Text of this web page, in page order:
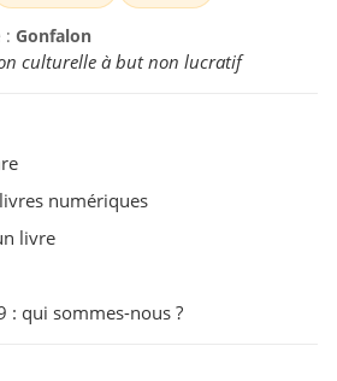
: Gonfalon
culturelle à but non lucratif
numériques
livre
: qui sommes-nous ?